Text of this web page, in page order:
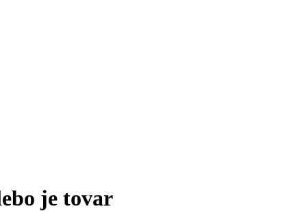
je tovar